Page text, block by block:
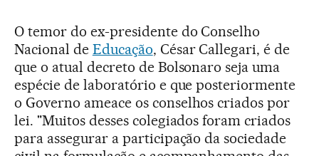
O temor do ex-presidente do Conselho
Nacional de Educação, César Callegari, é de
que o atual decreto de Bolsonaro seja uma
espécie de laboratório e que posteriormente
o Governo ameace os conselhos criados por
lei. "Muitos desses colegiados foram criados
para assegurar a participação da sociedade